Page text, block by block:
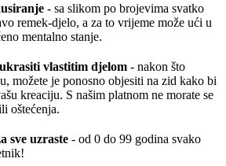
- sa slikom po brojevima svatko
remek-djelo, a za to vrijeme može ući u
mentalno stanje.
ukrasiti vlastitim djelom - nakon što
možete je ponosno objesiti na zid kako bi
kreaciju. S našim platnom ne morate se
oštećenja.
sve uzraste - od 0 do 99 godina svako